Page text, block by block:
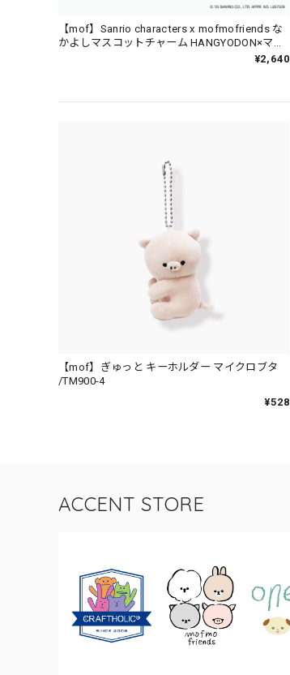
【mof】Sanrio characters x mofmofriends な
かよしマスコットチャーム HANGYODON×マイ
¥2,640
【mof】ぎゅっと キーホルダー マイクロブタ
/TM900-4
¥528
ACCENT STORE